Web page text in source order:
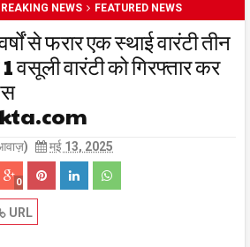
NEWS FEATURED NEWS
से फरार एक स्थाई वारंटी तीन
1 वसूली वारंटी को गिरफ्तार कर
मई 13, 2025
0
URL